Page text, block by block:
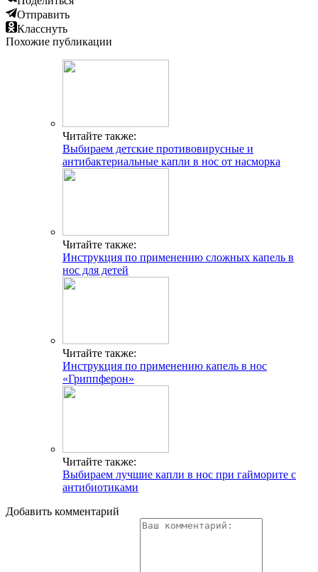
Отправить
Класснуть
Похожие публикации
Читайте также:
Выбираем детские противовирусные и
антибактериальные капли в нос от насморка
Читайте также:
Инструкция по применению сложных капель в
нос для детей
Читайте также:
Инструкция по применению капель в нос
«Гриппферон»
Читайте также:
Выбираем лучшие капли в нос при гайморите с
антибиотиками
Добавить комментарий